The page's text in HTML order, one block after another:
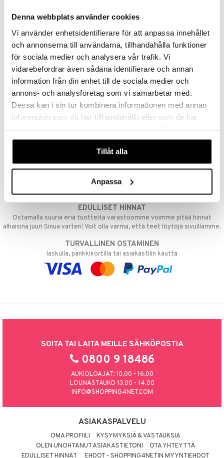
Denna webbplats använder cookies
Vi använder enhetsidentifierare för att anpassa innehållet
och annonserna till användarna, tillhandahålla funktioner
för sociala medier och analysera vår trafik. Vi
vidarebefordrar även sådana identifierare och annan
information från din enhet till de sociala medier och
annons- och analysföretag som vi samarbetar med.
Dessa kan i sin tur kombinera informationen med annan
information som du har tillhandahållit eller som de har
våra cookies vid fortsatt användande av vår webbplats.
Tillåt alla
Anpassa
Kestotilaus
Arvostele tuotteita
Toivelistat
LUO ASIAKAS
Aina maksuton vaihtoehto, huolimatta siitä ostatko yksittäisen
tuotteen tai koko tilauksellesi joka ylittää 50 €.
NOPEAT TOIMITUKSET
Ennen kello 13.00 tehdyt tilaukset lähetetään normaalisti samana
EDULLISET HINNAT
Ostamalla suuria eriä tuotteita varastoomme voimme pitää hinnat
alhaisina juuri Sinua varten! Voit olla varma, että teet löytöjä sivuillamme.
TURVALLINEN OSTAMINEN
laskulla, pankkikortilla tai asiakastilin kautta
SOITA TAI LAITA MEILLE SÄHKÖPOSTIA
0800 9 18486
AUKIOLOAJAT: 10.00 - 16.00
LOUNASTAUKO 13.00 - 14.00
INFO@SHOPPING4NET.COM
ASIAKASPALVELU
OMA PROFIILI
KYSYMYKSIÄ & VASTAUKSIA
OLEN UNOHTANUT ASIAKASTIETONI
OTA YHTEYTTÄ
EDULLISET HINNAT
EHDOT - SHOPPING4NETIN MYYNTIEHDOT